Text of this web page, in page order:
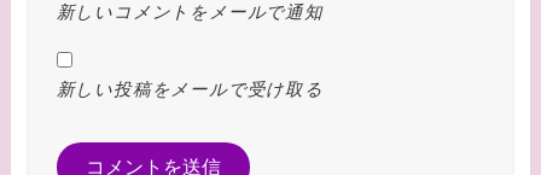
新しいコメントをメールで通知
新しい投稿をメールで受け取る